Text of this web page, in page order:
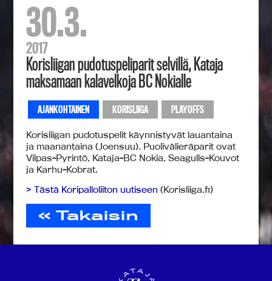
30.3.
2017
Korisliigan pudotuspeliparit selvillä, Kataja
maksamaan kalavelkoja BC Nokialle
AJANKOHTAINEN KORISLIIGA PLAYOFFS
Korisliigan pudotuspelit käynnistyvät lauantaina
ja maanantaina (Joensuu). Puolivälieräparit ovat
Vilpas-Pyrintö, Kataja-BC Nokia, Seagulls-Kouvot
ja Karhu-Kobrat.
> Tästä Koripalloliiton uutiseen (Korisliiga.fi)
« Takaisin